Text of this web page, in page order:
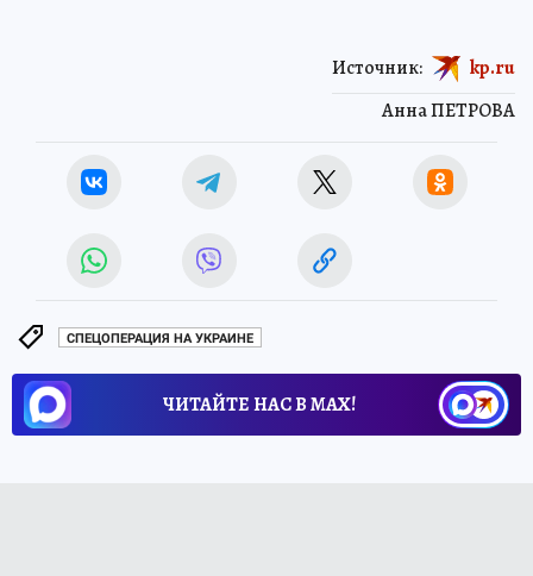
Анна ПЕТРОВА
Источник: kp.ru
СПЕЦОПЕРАЦИЯ НА УКРАИНЕ
ЧИТАЙТЕ НАС В МАХ!